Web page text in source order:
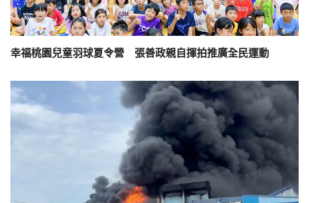
幸福桃園兒童羽球夏令營 張善政親自揮拍推廣全民運動